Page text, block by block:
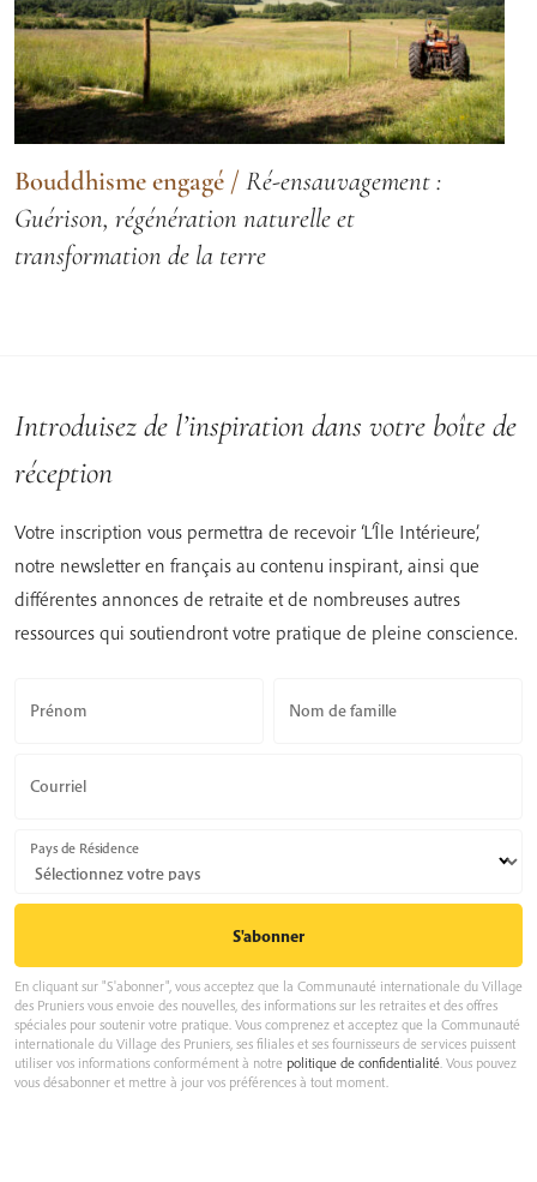
Bouddhisme engagé / Ré-ensauvagement :
Guérison, régénération naturelle et
transformation de la terre
Introduisez de l’inspiration dans votre boîte de
réception
Votre inscription vous permettra de recevoir ‘L’Île Intérieure’,
notre newsletter en français au contenu inspirant, ainsi que
différentes annonces de retraite et de nombreuses autres
ressources qui soutiendront votre pratique de pleine conscience.
Prénom Nom de famille
Courriel
Pays de Résidence
En cliquant sur "S'abonner", vous acceptez que la Communauté internationale du Village
des Pruniers vous envoie des nouvelles, des informations sur les retraites et des offres
spéciales pour soutenir votre pratique. Vous comprenez et acceptez que la Communauté
internationale du Village des Pruniers, ses filiales et ses fournisseurs de services puissent
utiliser vos informations conformément à notre politique de confidentialité. Vous pouvez
vous désabonner et mettre à jour vos préférences à tout moment.